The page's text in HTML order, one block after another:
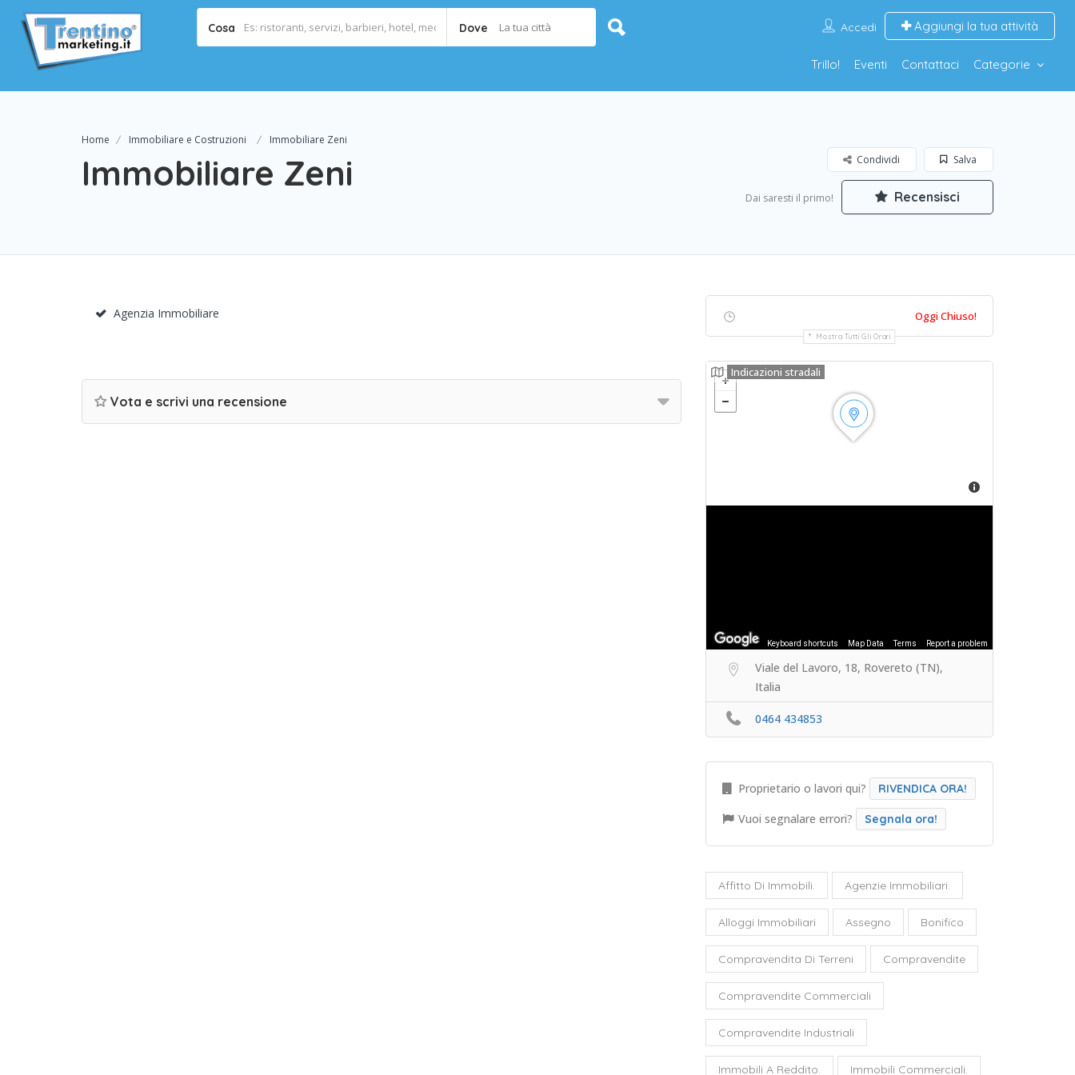
Cosa Dove La tua città Accedi Aggiungi la tua attività
Trillo! Eventi Contattaci Categorie
Home Immobiliare e Costruzioni Immobiliare Zeni
Immobiliare Zeni Salva
Condividi
Dai saresti il primo! Recensisci
Agenzia Immobiliare
Vota e scrivi una recensione
Oggi Chiuso!
Mostra Tutti Gli Orari
Keyboard shortcuts Map Data Terms Report a problem
Indicazioni stradali
Viale del Lavoro, 18, Rovereto (TN),
Italia
0464 434853
Proprietario o lavori qui? RIVENDICA ORA!
Vuoi segnalare errori? Segnala ora!
Affitto Di Immobili. Agenzie Immobiliari.
Alloggi Immobiliari Assegno Bonifico
Compravendita Di Terreni Compravendite
Compravendite Commerciali
Compravendite Industriali
Immobili A Reddito. Immobili Commerciali.